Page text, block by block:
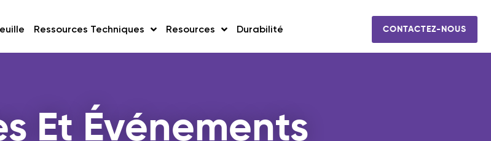
Ressources Techniques Resources Durabilité CONTACTEZ-NOUS
Et Événements